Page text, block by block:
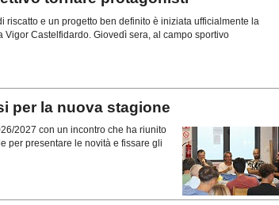
riscatto e un progetto ben definito è iniziata ufficialmente la
Vigor Castelfidardo. Giovedì sera, al campo sportivo
per la nuova stagione
2027 con un incontro che ha riunito
per presentare le novità e fissare gli